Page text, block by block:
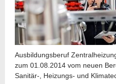
Ausbildungsberuf
zum 01.08.2014 vom neuen
Sanitär-, Heizungs- und